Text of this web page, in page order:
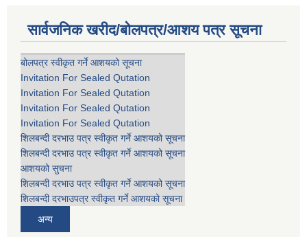
सार्वजनिक खरीद/बोलपत्र/आशय पत्र सूचना
बोलपत्र स्वीकृत गर्ने आशयको सूचना
Invitation For Sealed Qutation
Invitation For Sealed Qutation
Invitation For Sealed Qutation
Invitation For Sealed Qutation
शिलबन्दी दरभाउ पत्र स्वीकृत गर्ने आशयको सूचना
शिलबन्दी दरभाउ पत्र स्वीकृत गर्ने आशयको सूचना
आशयको सुचना
शिलबन्दी दरभाउ पत्र स्वीकृत गर्ने आशयको सूचना
शिलबन्दी दरभाउपत्र स्वीकृत गर्ने आशयको सूचना
अन्य